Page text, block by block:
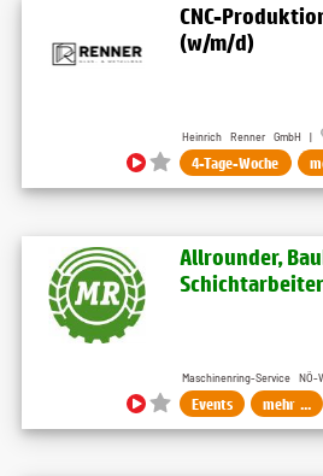
CNC-
(w/m/d)
Heinrich Renner GmbH |
4-Tage-Woche
Allrounder,
Maschinenring-Service
Events mehr ...